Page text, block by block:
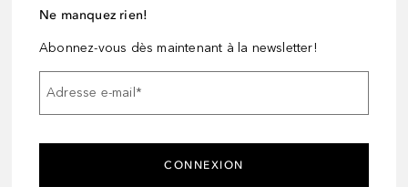
Ne manquez rien!
Abonnez-vous dès maintenant à la newsletter!
Adresse e-mail*
CONNEXION